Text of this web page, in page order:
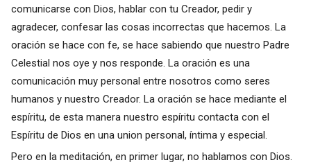
comunicarse con Dios, hablar con tu Creador, pedir y
agradecer, confesar las cosas incorrectas que hacemos. La
oración se hace con fe, se hace sabiendo que nuestro Padre
Celestial nos oye y nos responde. La oración es una
comunicación muy personal entre nosotros como seres
humanos y nuestro Creador. La oración se hace mediante el
espíritu, de esta manera nuestro espíritu contacta con el
Espíritu de Dios en una union personal, íntima y especial.
Pero en la meditación, en primer lugar, no hablamos con Dios.